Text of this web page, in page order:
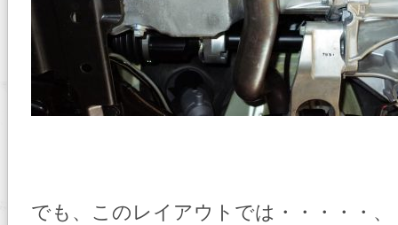
でも、このレイアウトでは・・・・・、